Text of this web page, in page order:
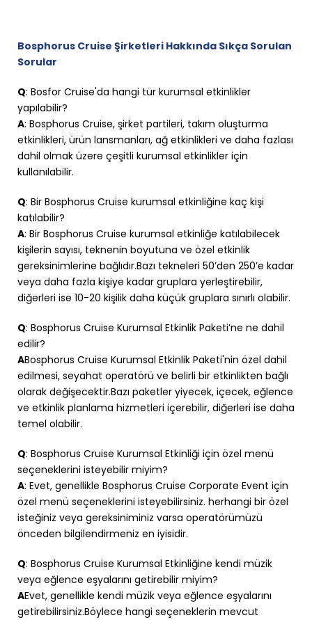
Bosphorus Cruise Şirketleri Hakkında Sıkça Sorulan
Sorular
Q: Bosfor Cruise'da hangi tür kurumsal etkinlikler
yapılabilir?
A: Bosphorus Cruise, şirket partileri, takım oluşturma
etkinlikleri, ürün lansmanları, ağ etkinlikleri ve daha fazlası
dahil olmak üzere çeşitli kurumsal etkinlikler için
kullanılabilir.
Q: Bir Bosphorus Cruise kurumsal etkinliğine kaç kişi
katılabilir?
A: Bir Bosphorus Cruise kurumsal etkinliğe katılabilecek
kişilerin sayısı, teknenin boyutuna ve özel etkinlik
gereksinimlerine bağlıdır.Bazı tekneleri 50’den 250’e kadar
veya daha fazla kişiye kadar gruplara yerleştirebilir,
diğerleri ise 10-20 kişilik daha küçük gruplara sınırlı olabilir.
Q: Bosphorus Cruise Kurumsal Etkinlik Paketi’ne ne dahil
edilir?
ABosphorus Cruise Kurumsal Etkinlik Paketi'nin özel dahil
edilmesi, seyahat operatörü ve belirli bir etkinlikten bağlı
olarak değişecektir.Bazı paketler yiyecek, içecek, eğlence
ve etkinlik planlama hizmetleri içerebilir, diğerleri ise daha
temel olabilir.
Q: Bosphorus Cruise Kurumsal Etkinliği için özel menü
seçeneklerini isteyebilir miyim?
A: Evet, genellikle Bosphorus Cruise Corporate Event için
özel menü seçeneklerini isteyebilirsiniz. herhangi bir özel
isteğiniz veya gereksiniminiz varsa operatörümüzü
önceden bilgilendirmeniz en iyisidir.
Q: Bosphorus Cruise Kurumsal Etkinliğine kendi müzik
veya eğlence eşyalarını getirebilir miyim?
AEvet, genellikle kendi müzik veya eğlence eşyalarını
getirebilirsiniz.Böylece hangi seçeneklerin mevcut